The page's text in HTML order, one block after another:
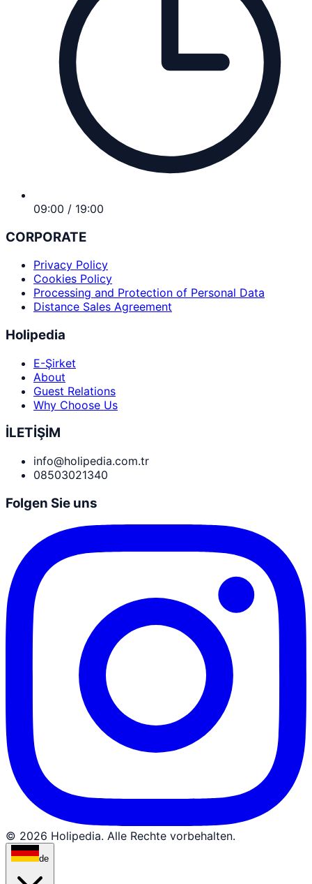
09:00 / 19:00
CORPORATE
Privacy Policy
Cookies Policy
Processing and Protection of Personal Data
Distance Sales Agreement
Holipedia
E-Şirket
About
Guest Relations
Why Choose Us
İLETİŞİM
info@holipedia.com.tr
08503021340
Folgen Sie uns
© 2026 Holipedia. Alle Rechte vorbehalten.
de